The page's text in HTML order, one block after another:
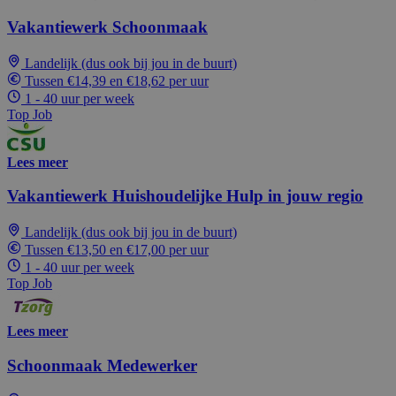
Vakantiewerk Schoonmaak
Landelijk (dus ook bij jou in de buurt)
Tussen €14,39 en €18,62 per uur
1 - 40 uur per week
Top Job
Lees meer
Vakantiewerk Huishoudelijke Hulp in jouw regio
Landelijk (dus ook bij jou in de buurt)
Tussen €13,50 en €17,00 per uur
1 - 40 uur per week
Top Job
Lees meer
Schoonmaak Medewerker